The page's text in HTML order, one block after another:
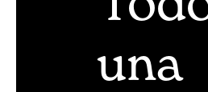
una